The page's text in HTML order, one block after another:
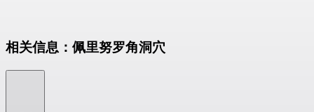
相关信息：佩里努罗角洞穴